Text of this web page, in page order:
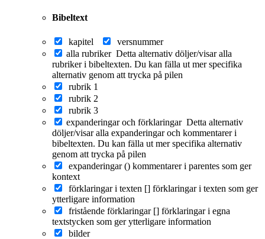
Bibeltext
kapitel
versnummer
alla rubriker Detta alternativ döljer/visar alla
rubriker i bibeltexten. Du kan fälla ut mer specifika
alternativ genom att trycka på pilen
rubrik 1
rubrik 2
rubrik 3
expanderingar och förklaringar Detta alternativ
döljer/visar alla expanderingar och kommentarer i
bibeltexten. Du kan fälla ut mer specifika alternativ
genom att trycka på pilen
expanderingar () kommentarer i parentes som ger
kontext
förklaringar i texten [] förklaringar i texten som ger
ytterligare information
fristående förklaringar [] förklaringar i egna
textstycken som ger ytterligare information
bilder